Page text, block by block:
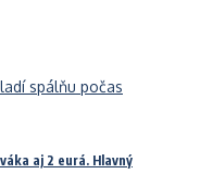
aj 2 eurá. Hlavný